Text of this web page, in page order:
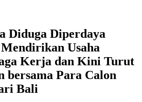
Diduga Diperdaya
Usaha
Kerja dan Kini Turut
bersama Para Calon
Bali